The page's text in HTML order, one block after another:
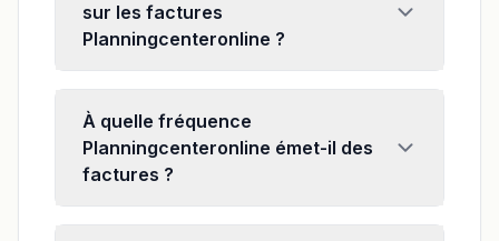
sur les factures
Planningcenteronline ?
À quelle fréquence
Planningcenteronline émet-il des
factures ?